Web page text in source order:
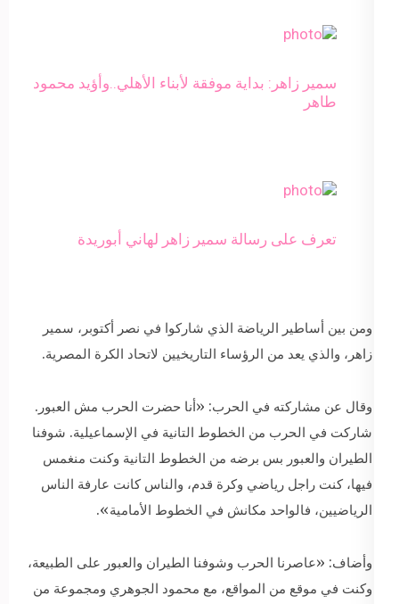
سمير زاهر: بداية موفقة لأبناء الأهلي..وأؤيد محمود
طاهر
تعرف على رسالة سمير زاهر لهاني أبوريدة
ومن بين أساطير الرياضة الذي شاركوا في نصر أكتوبر، سمير
زاهر، والذي يعد من الرؤساء التاريخيين لاتحاد الكرة المصرية.
وقال عن مشاركته في الحرب: «أنا حضرت الحرب مش العبور.
شاركت في الحرب من الخطوط التانية في الإسماعيلية. شوفنا
الطيران والعبور بس برضه من الخطوط التانية وكنت منغمس
فيها، كنت راجل رياضي وكرة قدم، والناس كانت عارفة الناس
الرياضيين، فالواحد مكانش في الخطوط الأمامية».
وأضاف: «عاصرنا الحرب وشوفنا الطيران والعبور على الطبيعة،
وكنت في موقع من المواقع، مع محمود الجوهري ومجموعة من